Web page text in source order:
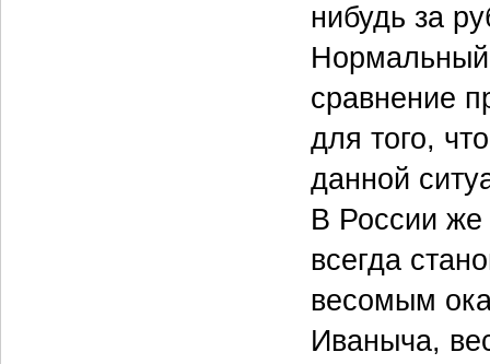
нибудь за
Нормальный
сравнение
для того,
данной
В России же
всегда
весомым
Иваныча,